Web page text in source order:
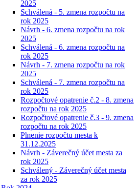
2025
Schválená - 5. zmena rozpočtu na
rok 2025
Návrh - 6. zmena rozpočtu na rok
2025
Schválená - 6. zmena rozpočtu na
rok 2025
Návrh - 7. zmena rozpočtu na rok
2025
Schválená - 7. zmena rozpočtu na
rok 2025
Rozpočtové opatrenie č.2 - 8. zmena
rozpočtu na rok 2025
Rozpočtové opatrenie č.3 - 9. zmena
rozpočtu na rok 2025
Plnenie rozpočtu mesta k
31.12.2025
Návrh - Záverečný účet mesta za
rok 2025
Schválený - Záverečný účet mesta
za rok 2025